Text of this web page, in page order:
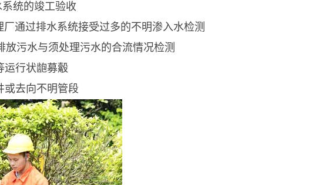
的竣工验收
过排水系统接受过多的不明渗入水检测
水与须处理污水的合流情况检测
行状龅募觳
去向不明管段